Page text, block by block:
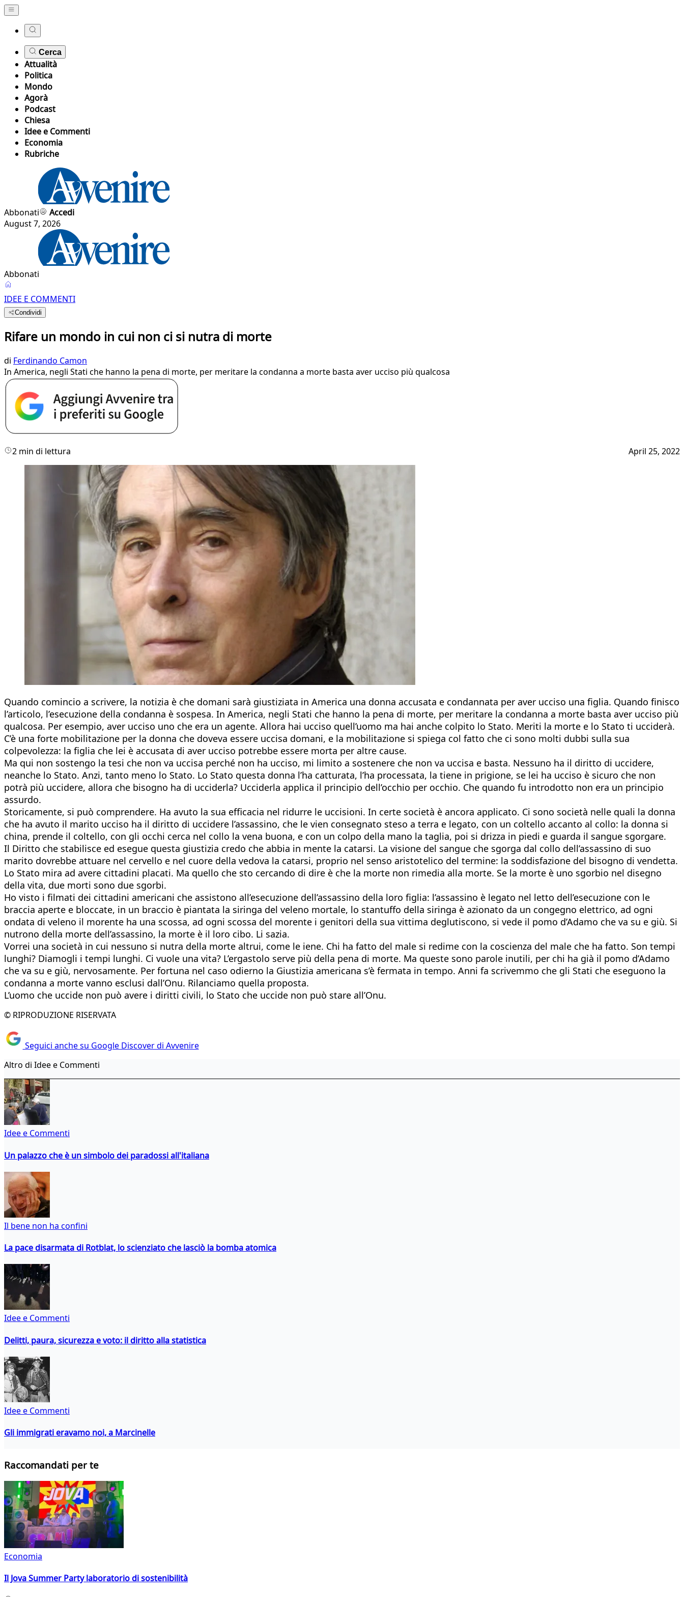
Cerca
Attualità
Politica
Mondo
Agorà
Podcast
Chiesa
Idee e Commenti
Economia
Rubriche
Abbonati
Accedi
August 7, 2026
Abbonati
IDEE E COMMENTI
Condividi
Rifare un mondo in cui non ci si nutra di morte
di Ferdinando Camon
In America, negli Stati che hanno la pena di morte, per meritare la condanna a morte basta aver ucciso più qualcosa
2 min di lettura April 25, 2022
Quando comincio a scrivere, la notizia è che domani sarà giustiziata in America una donna accusata e condannata per aver ucciso una figlia. Quando finisco
l’articolo, l’esecuzione della condanna è sospesa. In America, negli Stati che hanno la pena di morte, per meritare la condanna a morte basta aver ucciso più
qualcosa. Per esempio, aver ucciso uno che era un agente. Allora hai ucciso quell’uomo ma hai anche colpito lo Stato. Meriti la morte e lo Stato ti ucciderà.
C’è una forte mobilitazione per la donna che doveva essere uccisa domani, e la mobilitazione si spiega col fatto che ci sono molti dubbi sulla sua
colpevolezza: la figlia che lei è accusata di aver ucciso potrebbe essere morta per altre cause.
Ma qui non sostengo la tesi che non va uccisa perché non ha ucciso, mi limito a sostenere che non va uccisa e basta. Nessuno ha il diritto di uccidere,
neanche lo Stato. Anzi, tanto meno lo Stato. Lo Stato questa donna l’ha catturata, l’ha processata, la tiene in prigione, se lei ha ucciso è sicuro che non
potrà più uccidere, allora che bisogno ha di ucciderla? Ucciderla applica il principio dell’occhio per occhio. Che quando fu introdotto non era un principio
assurdo.
Storicamente, si può comprendere. Ha avuto la sua efficacia nel ridurre le uccisioni. In certe società è ancora applicato. Ci sono società nelle quali la donna
che ha avuto il marito ucciso ha il diritto di uccidere l’assassino, che le vien consegnato steso a terra e legato, con un coltello accanto al collo: la donna si
china, prende il coltello, con gli occhi cerca nel collo la vena buona, e con un colpo della mano la taglia, poi si drizza in piedi e guarda il sangue sgorgare.
Il Diritto che stabilisce ed esegue questa giustizia credo che abbia in mente la catarsi. La visione del sangue che sgorga dal collo dell’assassino di suo
marito dovrebbe attuare nel cervello e nel cuore della vedova la catarsi, proprio nel senso aristotelico del termine: la soddisfazione del bisogno di vendetta.
Lo Stato mira ad avere cittadini placati. Ma quello che sto cercando di dire è che la morte non rimedia alla morte. Se la morte è uno sgorbio nel disegno
della vita, due morti sono due sgorbi.
Ho visto i filmati dei cittadini americani che assistono all’esecuzione dell’assassino della loro figlia: l’assassino è legato nel letto dell’esecuzione con le
braccia aperte e bloccate, in un braccio è piantata la siringa del veleno mortale, lo stantuffo della siringa è azionato da un congegno elettrico, ad ogni
ondata di veleno il morente ha una scossa, ad ogni scossa del morente i genitori della sua vittima deglutiscono, si vede il pomo d’Adamo che va su e giù. Si
nutrono della morte dell’assassino, la morte è il loro cibo. Li sazia.
Vorrei una società in cui nessuno si nutra della morte altrui, come le iene. Chi ha fatto del male si redime con la coscienza del male che ha fatto. Son tempi
lunghi? Diamogli i tempi lunghi. Ci vuole una vita? L’ergastolo serve più della pena di morte. Ma queste sono parole inutili, per chi ha già il pomo d’Adamo
che va su e giù, nervosamente. Per fortuna nel caso odierno la Giustizia americana s’è fermata in tempo. Anni fa scrivemmo che gli Stati che eseguono la
condanna a morte vanno esclusi dall’Onu. Rilanciamo quella proposta.
L’uomo che uccide non può avere i diritti civili, lo Stato che uccide non può stare all’Onu.
© RIPRODUZIONE RISERVATA
Seguici anche su Google Discover di Avvenire
Altro di Idee e Commenti
Idee e Commenti
Un palazzo che è un simbolo dei paradossi all'italiana
Il bene non ha confini
La pace disarmata di Rotblat, lo scienziato che lasciò la bomba atomica
Idee e Commenti
Delitti, paura, sicurezza e voto: il diritto alla statistica
Idee e Commenti
Gli immigrati eravamo noi, a Marcinelle
Raccomandati per te
Economia
Il Jova Summer Party laboratorio di sostenibilità